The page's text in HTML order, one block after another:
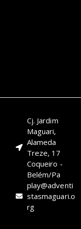
Cj. Jardim
Maguari,
Alameda
Treze, 17
Coqueiro -
Belém/Pa
play@adventi
stasmaguari.o
rg